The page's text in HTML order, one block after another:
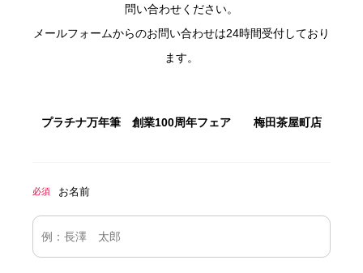
問い合わせください。
メールフォームからのお問い合わせは24時間受付しており
ます。
プラチナ万年筆 創業100周年フェア 梅田茶屋町店
必須 お名前